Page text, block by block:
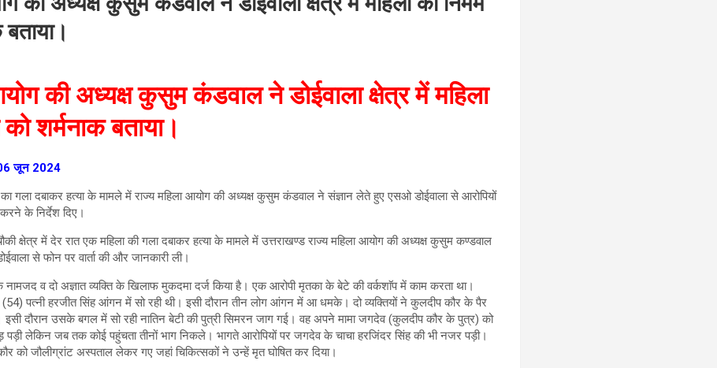
बताया।
की अध्यक्ष कुसुम कंडवाल ने डोईवाला क्षेत्र में महिला
को शर्मनाक बताया।
06 जून 2024
का गला दबाकर हत्या के मामले में राज्य महिला आयोग की अध्यक्ष कुसुम कंडवाल ने संज्ञान लेते हुए एसओ डोईवाला से आरोपियों
करने के निर्देश दिए।
क्षेत्र में देर रात एक महिला की गला दबाकर हत्या के मामले में उत्तराखण्ड राज्य महिला आयोग की अध्यक्ष कुसुम कण्डवाल
से फोन पर वार्ता की और जानकारी ली।
व दो अज्ञात व्यक्ति के खिलाफ मुकदमा दर्ज किया है। एक आरोपी मृतका के बेटे की वर्कशाॅप में काम करता था।
(54) पत्नी हरजीत सिंह आंगन में सो रही थी। इसी दौरान तीन लोग आंगन में आ धमके। दो व्यक्तियों ने कुलदीप कौर के पैर
दौरान उसके बगल में सो रही नातिन बेटी की पुत्री सिमरन जाग गई। वह अपने मामा जगदेव (कुलदीप कौर के पुत्र) को
लेकिन जब तक कोई पहुंचता तीनों भाग निकले। भागते आरोपियों पर जगदेव के चाचा हरजिंदर सिंह की भी नजर पड़ी।
को जौलीग्रांट अस्पताल लेकर गए जहां चिकित्सकों ने उन्हें मृत घोषित कर दिया।